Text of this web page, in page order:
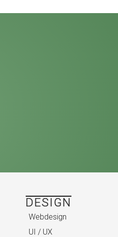
DESIGN
Webdesign
UI / UX